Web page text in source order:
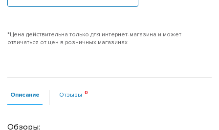
*Цена действительна только для интернет-магазина и может
отличаться от цен в розничных магазинах
Описание Отзывы
Обзоры: